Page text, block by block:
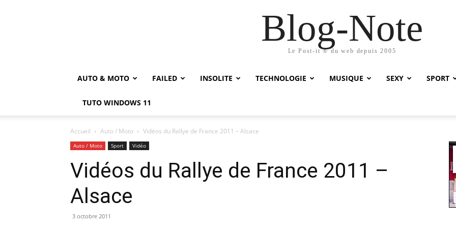
Blog-Note
Le Post-it ® du web depuis 2005
AUTO & MOTO FAILED INSOLITE TECHNOLOGIE MUSIQUE SEXY SPORT
TUTO WINDOWS 11
Accueil Auto / Moto Vidéos du Rallye de France 2011 – Alsace
Auto / Moto Sport Vidéo
Vidéos du Rallye de France 2011 –
Alsace
3 octobre 2011